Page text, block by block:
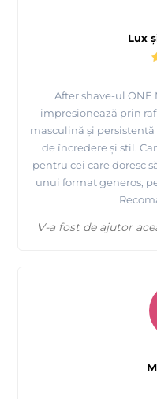
Lux
After shave-ul ONE
impresionează prin
masculină și
de încredere și stil.
pentru cei care doresc
unui format generos,
V-a fost de ajutor